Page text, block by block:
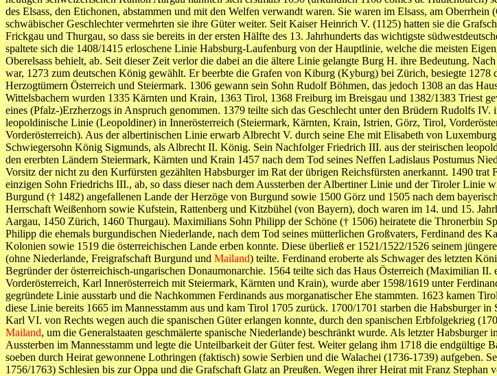
des Elsass, den Etichonen, abstammen und mit den Welfen verwandt waren. Sie waren im Elsass, am
schwäbischer Geschlechter vermehrten sie ihre Güter weiter. Seit Kaiser Heinrich V. (1125) hatten sie die
Frickgau und Thurgau, so dass sie bereits in der ersten Hälfte des 13. Jahrhunderts das wichtigste
spaltete sich die 1408/1415 erloschene Linie Habsburg-Laufenburg von der Hauptlinie, welche die meisten
Oberelsass behielt, ab. Seit dieser Zeit verlor die dabei an die ältere Linie gelangte Burg H. ihre Bedeutung.
war, 1273 zum deutschen König gewählt. Er beerbte die Grafen von Kiburg (Kyburg) bei Zürich, besiegte
Herzogtümern Österreich und Steiermark. 1306 gewann sein Sohn Rudolf Böhmen, das jedoch 1308 an das
Wittelsbachern wurden 1335 Kärnten und Krain, 1363 Tirol, 1368 Freiburg im Breisgau und 1382/1383 Triest
eines (Pfalz-)Erzherzogs in Anspruch genommen. 1379 teilte sich das Geschlecht unter den Brüdern Rudolfs
leopoldinische Linie (Leopoldiner) in Innerösterreich (Steiermark, Kärnten, Krain, Istrien, Görz, Tirol,
Vorderösterreich). Aus der albertinischen Linie erwarb Albrecht V. durch seine Ehe mit Elisabeth von
Schwiegersohn König Sigmunds, als Albrecht II. König. Sein Nachfolger Friedrich III. aus der steirischen
den ererbten Ländern Steiermark, Kärnten und Krain 1457 nach dem Tod seines Neffen Ladislaus Postumus
Vorsitz der nicht zu den Kurfürsten gezählten Habsburger im Rat der übrigen Reichsfürsten anerkannt. 1490
einzigen Sohn Friedrichs III., ab, so dass dieser nach dem Aussterben der Albertiner Linie und der Tiroler
Burgund († 1482) angefallenen Lande der Herzöge von Burgund sowie 1500 Görz und 1505 nach dem
Herrschaft Weißenhorn sowie Kufstein, Rattenberg und Kitzbühel (von Bayern), doch waren im 14. und 15.
Aargau, 1450 Zürich, 1460 Thurgau). Maximilians Sohn Philipp der Schöne († 1506) heiratete die Thronerbin
Philipp die ehemals burgundischen Niederlande, nach dem Tod seines mütterlichen Großvaters, Ferdinand
Kolonien sowie 1519 die österreichischen Lande erben konnte. Diese überließ er 1521/1522/1526 seinem
(ohne Niederlande, Freigrafschaft Burgund und Mailand) teilte. Ferdinand eroberte als Schwager des letzten
Begründer der österreichisch-ungarischen Donaumonarchie. 1564 teilte sich das Haus Österreich (Maximilian
Vorderösterreich, Karl Innerösterreich mit Steiermark, Kärnten und Krain), wurde aber 1598/1619 unter
gegründete Linie ausstarb und die Nachkommen Ferdinands aus morganatischer Ehe stammten. 1623 kamen
diese Linie bereits 1665 im Mannesstamm aus und kam Tirol 1705 zurück. 1700/1701 starben die Habsburger
Karl VI. von Rechts wegen auch die spanischen Güter erlangen konnte, durch den spanischen Erbfolgekrieg
Mailand, um die Generalstaaten geschmälerte spanische Niederlande) beschränkt wurde. Als letzter
Aussterben im Mannesstamm und legte die Unteilbarkeit der Güter fest. Weiter gelang ihm 1718 die endgültige
soeben durch Heirat gewonnene Lothringen (faktisch) sowie Serbien und die Walachei (1736-1739) aufgeben.
1756/1763) Schlesien bis zur Oppa und die Grafschaft Glatz an Preußen. Wegen ihrer Heirat mit Franz